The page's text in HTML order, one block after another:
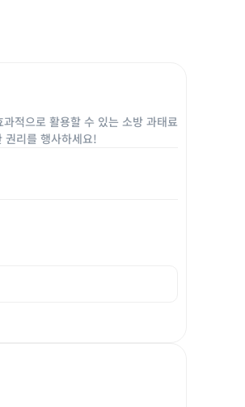
적으로 활용할 수 있는 소방 과태료
권리를 행사하세요!